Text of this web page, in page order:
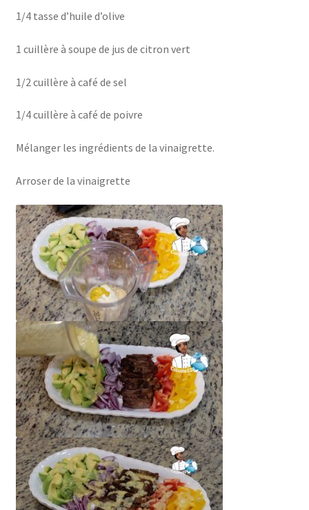
1/4 tasse d’huile d’olive
1 cuillère à soupe de jus de citron vert
1/2 cuillère à café de sel
1/4 cuillère à café de poivre
Mélanger les ingrédients de la vinaigrette.
Arroser de la vinaigrette